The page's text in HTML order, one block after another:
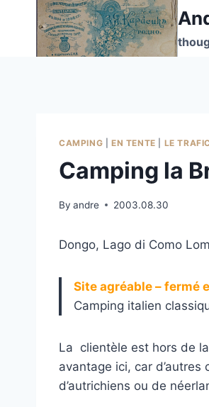
CAMPING EN TENTE LE
Camping la
By andre 2003.08.30
Dongo, Lago di Como
Site agréable – fermé
Camping italien
La clientèle est hors de
avantage ici, car
d’autrichiens ou de